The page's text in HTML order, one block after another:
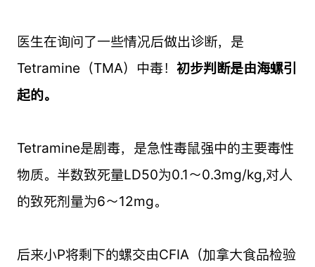
医生在询问了一些情况后做出诊断，是
Tetramine（TMA）中毒！ 初步判断是由海螺引
起的。
Tetramine是剧毒，是急性毒鼠强中的主要毒性
物质。半数致死量LD50为0.1～0.3mg/kg,对人
的致死剂量为6～12mg。
后来小P将剩下的螺交由CFIA（加拿大食品检验